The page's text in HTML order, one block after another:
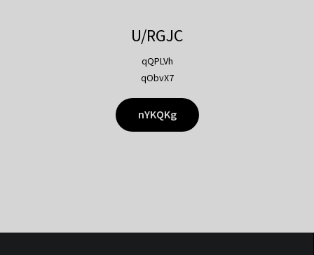
U/RGJC
qQPLVh
qObvX7
nYKQKg